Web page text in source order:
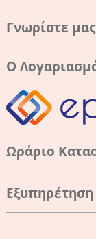
Γνωρίστε μας
Ο
Ωράριο